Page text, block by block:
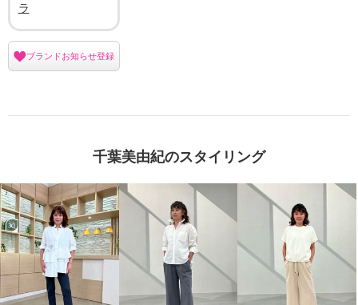
ラ
ブランドお知らせ登録
千葉美由紀のスタイリング